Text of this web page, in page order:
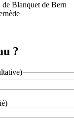
Blanquet de Bern
?